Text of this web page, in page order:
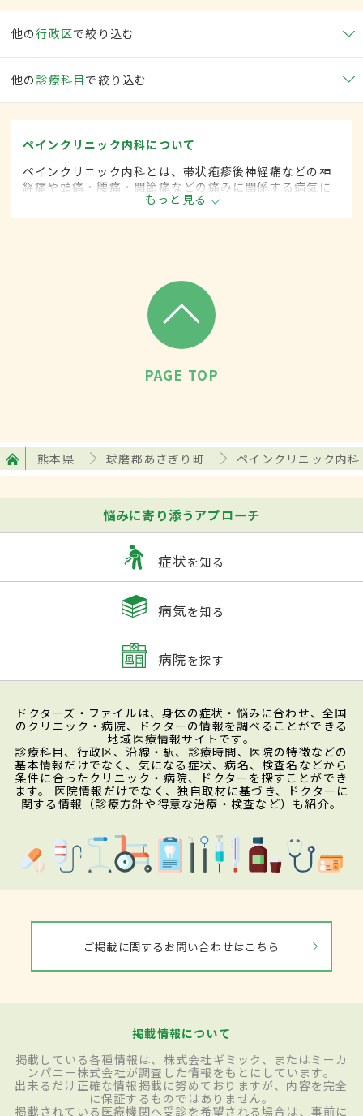
他の行政区で絞り込む
他の 診療科目で絞り込む
ペインクリニック内科について
ペインクリニック内科とは、帯状疱疹後神経痛などの神
経痛や頭痛・腰痛・関節痛などの痛みに関係する病気に
対して、麻酔を用いた治療法などを用いて治療する内科
の一領域です。平成20年4月の制度改正前は、ペインク
もっと見る
PAGE TOP
熊本県 球磨郡あさぎり町 ペインクリニック内科
悩みに寄り添うアプローチ
症状を知る
病気を知る
病院を探す
ドクターズ・ファイルは、身体の症状・悩みに合わせ、全国
のクリニック・病院、ドクターの情報を調べることができる
地域医療情報サイトです。
診療科目、行政区、沿線・駅、診療時間、医院の特徴などの
基本情報だけでなく、気になる症状、病名、検査名などから
条件に合ったクリニック・病院、ドクターを探すことができ
ます。 医院情報だけでなく、独自取材に基づき、ドクターに
関する情報（診療方針や得意な治療・検査など）も紹介。
ご掲載に関するお問い合わせはこちら
掲載情報について
掲載している各種情報は、株式会社ギミック、またはミーカ
ンパニー株式会社が調査した情報をもとにしています。
出来るだけ正確な情報掲載に努めておりますが、内容を完全
に保証するものではありません。
掲載されている医療機関へ受診を希望される場合は、事前に